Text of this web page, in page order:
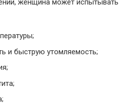
и быструю утомляемость;